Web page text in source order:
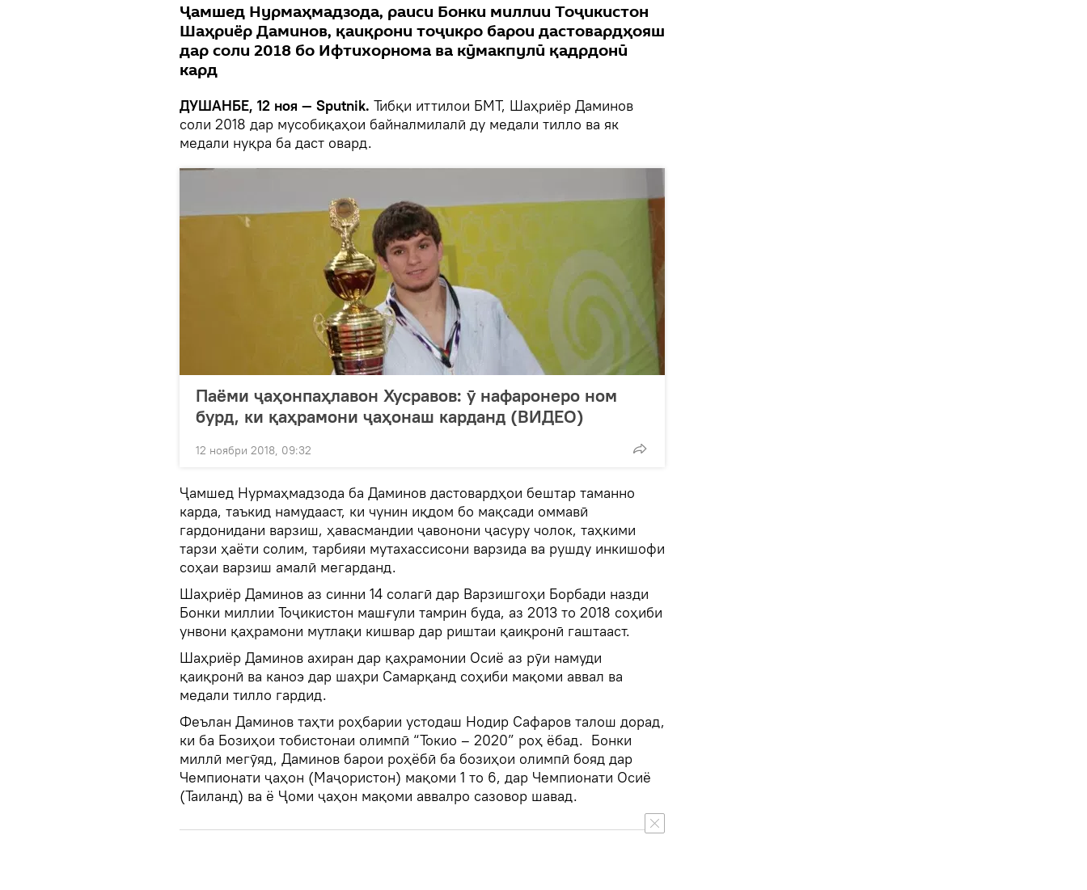
Ҷамшед Нурмаҳмадзода, раиси Бонки миллии Тоҷикистон
Шаҳриёр Даминов, қаиқрони тоҷикро барои дастовардҳояш
дар соли 2018 бо Ифтихорнома ва кӯмакпулӣ қадрдонӣ
кард
ДУШАНБЕ, 12 ноя — Sputnik. Тибқи иттилои БМТ, Шаҳриёр Даминов
соли 2018 дар мусобиқаҳои байналмилалӣ ду медали тилло ва як
медали нуқра ба даст овард.
Паёми ҷаҳонпаҳлавон Хусравов: ӯ нафаронеро ном
бурд, ки қаҳрамони ҷаҳонаш карданд (ВИДЕО)
12 ноябри 2018, 09:32
Ҷамшед Нурмаҳмадзода ба Даминов дастовардҳои бештар таманно
карда, таъкид намудааст, ки чунин иқдом бо мақсади оммавӣ
гардонидани варзиш, ҳавасмандии ҷавонони ҷасуру чолок, таҳкими
тарзи ҳаёти солим, тарбияи мутахассисони варзида ва рушду инкишофи
соҳаи варзиш амалӣ мегарданд.
Шаҳриёр Даминов аз синни 14 солагӣ дар Варзишгоҳи Борбади назди
Бонки миллии Тоҷикистон машғули тамрин буда, аз 2013 то 2018 соҳиби
унвони қаҳрамони мутлақи кишвар дар риштаи қаиқронӣ гаштааст.
Шаҳриёр Даминов ахиран дар қаҳрамонии Осиё аз рӯи намуди
қаиқронӣ ва каноэ дар шаҳри Самарқанд соҳиби мақоми аввал ва
медали тилло гардид.
Феълан Даминов таҳти роҳбарии устодаш Нодир Сафаров талош дорад,
ки ба Бозиҳои тобистонаи олимпӣ “Токио – 2020” роҳ ёбад. Бонки
миллӣ мегӯяд, Даминов барои роҳёбӣ ба бозиҳои олимпӣ бояд дар
Чемпионати ҷаҳон (Маҷористон) мақоми 1 то 6, дар Чемпионати Осиё
(Таиланд) ва ё Ҷоми ҷаҳон мақоми аввалро сазовор шавад.